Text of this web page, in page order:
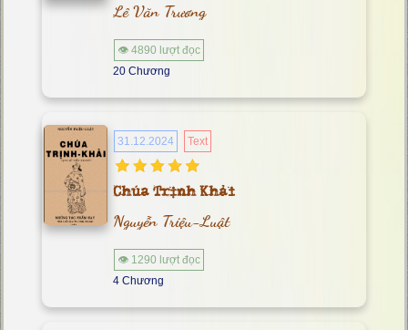
Lê Văn Trương
👁 4890 lượt đọc
20 Chương
31.12.2024 Text
Chúa Trịnh Khải
Nguyễn Triệu-Luật
👁 1290 lượt đọc
4 Chương